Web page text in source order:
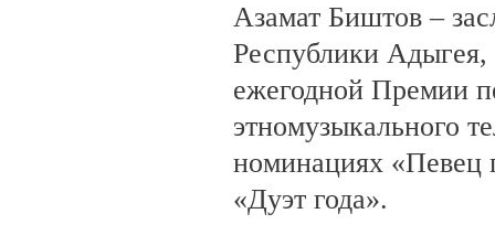
Азамат Биштов –
Республики
ежегодной Премии
этномузыкального
номинациях «Певец
«Дуэт года».